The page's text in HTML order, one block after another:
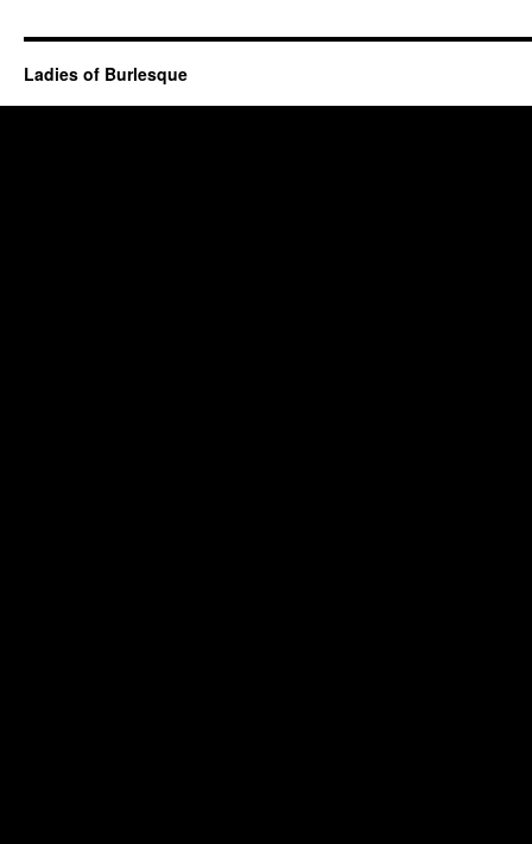
Ladies of Burlesque